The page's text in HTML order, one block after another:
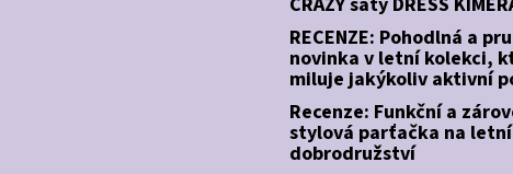
RECENZE: Pohodlná a
novinka v letní kolekci,
miluje jakýkoliv aktivní
Recenze: Funkční a
stylová parťačka na letní
dobrodružství